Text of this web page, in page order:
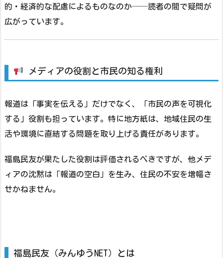
的・経済的な配慮によるものなのか──読者の間で疑問が
広がっています。
メディアの役割と市民の知る権利
報道は「事実を伝える」だけでなく、「市民の声を可視化
する」役割も担っています。特に地方紙は、地域住民の生
活や環境に直結する問題を取り上げる責任があります。
福島民友が果たした役割は評価されるべきですが、他メデ
ィアの沈黙は「報道の空白」を生み、住民の不安を増幅さ
せかねません。
福島民友（みんゆうNET）とは